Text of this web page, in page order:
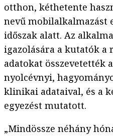
otthon, kéthetente
nevű mobilalkalmazást
időszak alatt. Az
igazolására a kutatók
adatokat összevetették
nyolcévnyi,
klinikai adataival, és a
egyezést mutatott.
„Mindössze néhány